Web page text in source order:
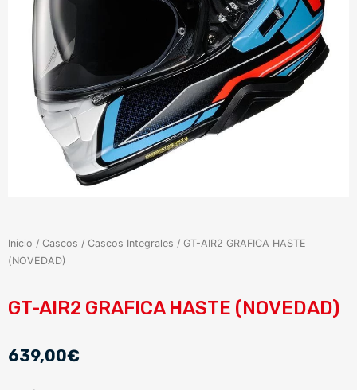
Inicio / Cascos / Cascos Integrales / GT-AIR2 GRAFICA HASTE
(NOVEDAD)
GT-AIR2 GRAFICA HASTE (NOVEDAD)
639,00€